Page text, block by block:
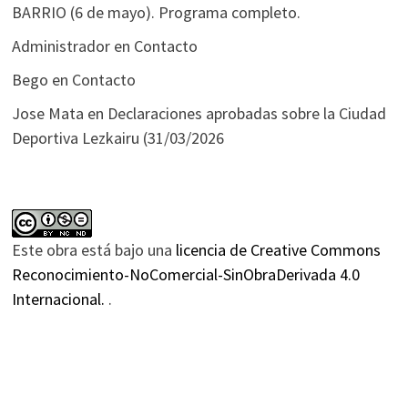
BARRIO (6 de mayo). Programa completo.
Administradoren Contacto
Bego en Contacto
Jose Mata en Declaraciones aprobadas sobre la Ciudad
Deportiva Lezkairu (31/03/2026
Este obra está bajo una licencia de Creative Commons
Reconocimiento-NoComercial-SinObraDerivada 4.0
Internacional. .